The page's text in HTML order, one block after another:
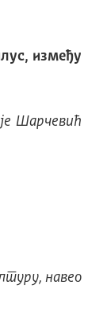
између
Шарчевић
навео